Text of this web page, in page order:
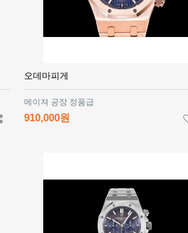
오데마피게
메이져 공장 정품급
910,000원